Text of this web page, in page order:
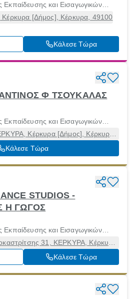
Εκπαίδευσης και Εισαγωγικών
Σχολών
Κέρκυρα [Δήμος], Κέρκυρα, 49100
Κάλεσε Τώρα
Φ ΤΣΟΥΚΑΛΑΣ
Εκπαίδευσης και Εισαγωγικών
ΣχολώνΚέρκυρα [Δήμος], Κέρκυρα,
49100
Κάλεσε Τώρα
STUDIOS -
Η ΓΩΓΟΣ
Εκπαίδευσης και Εισαγωγικών
Σχολών
31, ΚΕΡΚΥΡΑ, Κέρκυρα
Κέρκυρα, 49100Κάλεσε Τώρα